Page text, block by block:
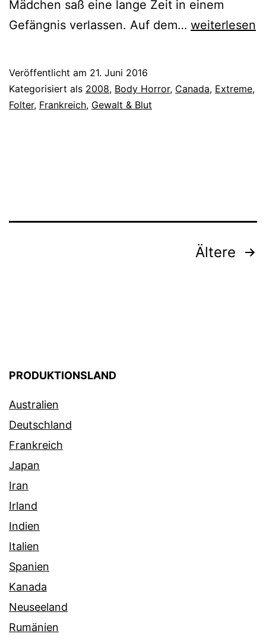
Mädchen saß eine lange Zeit in einem
Gefängnis verlassen. Auf dem… Martyrs
weiterlesen
Veröffentlicht am 21. Juni 2016
Kategorisiert als 2008, Body Horror, Canada, Extreme,
Folter, Frankreich, Gewalt & Blut
Ältere
PRODUKTIONSLAND
Australien
Deutschland
Frankreich
Japan
Iran
Irland
Indien
Italien
Spanien
Kanada
Neuseeland
Rumänien